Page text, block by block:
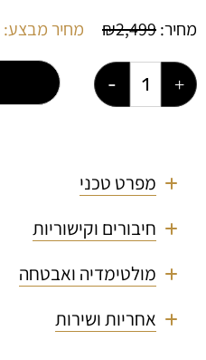
מחיר: ₪2,499 מחיר מבצע:
מפרט טכני
חיבורים וקישוריות
מולטימדיה ואבטחה
אחריות ושירות